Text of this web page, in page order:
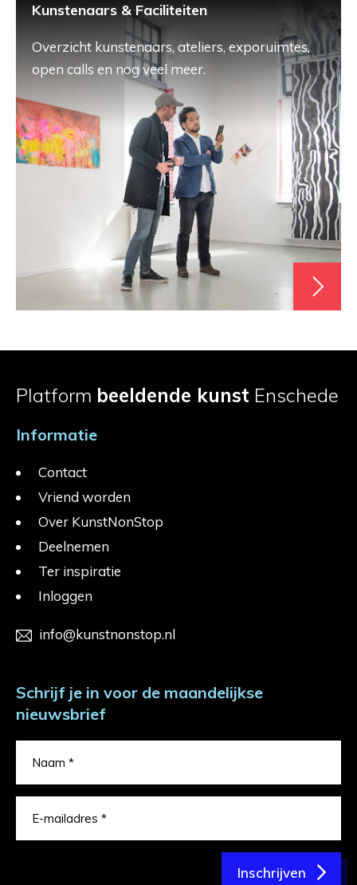
Kunstenaars & Faciliteiten
Overzicht kunstenaars, ateliers, exporuimtes,
open calls en nog veel meer.
Platform beeldende kunst Enschede
Informatie
Contact
Vriend worden
Over KunstNonStop
Deelnemen
Ter inspiratie
Inloggen
info@kunstnonstop.nl
Schrijf je in voor de maandelijkse
nieuwsbrief
Inschrijven